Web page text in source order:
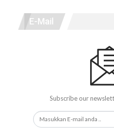
E-Mail
Subscribe our